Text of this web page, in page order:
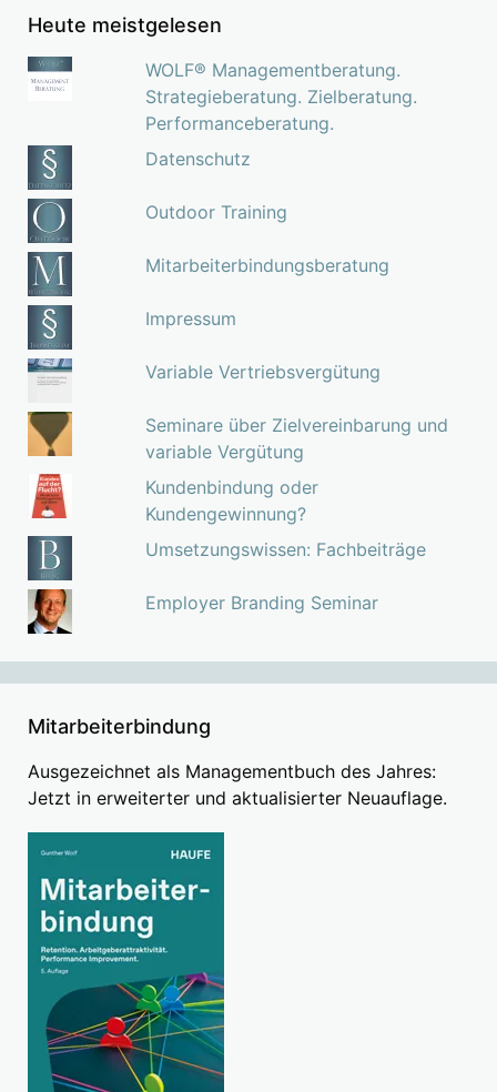
Heute meistgelesen
WOLF® Managementberatung.
Strategieberatung. Zielberatung.
Performanceberatung.
Datenschutz
Outdoor Training
Mitarbeiterbindungsberatung
Impressum
Variable Vertriebsvergütung
Seminare über Zielvereinbarung und
variable Vergütung
Kundenbindung oder
Kundengewinnung?
Umsetzungswissen: Fachbeiträge
Employer Branding Seminar
Mitarbeiterbindung
Ausgezeichnet als Managementbuch des Jahres:
Jetzt in erweiterter und aktualisierter Neuauflage.